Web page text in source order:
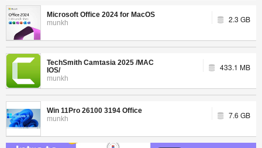
Microsoft Office 2024 for MacOS
munkh
2.3 GB
TechSmith Camtasia 2025 /MAC
IOS/
munkh
433.1 MB
Win 11Pro 26100 3194 Office
munkh
7.6 GB